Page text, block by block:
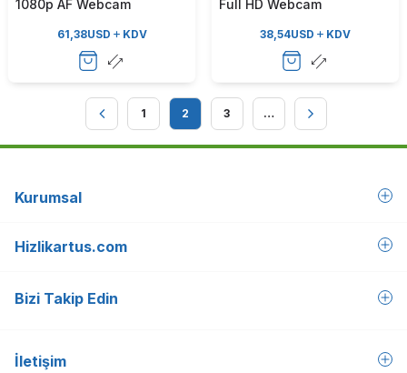
1080p AF Webcam
61,38USD KDV
Full HD Webcam
38,54USD KDV
1 2 3 …
Kurumsal
Hizlikartus.com
Bizi Takip Edin
İletişim